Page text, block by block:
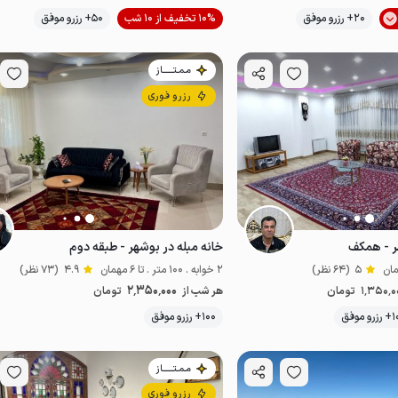
موقعیت در نقشه 20+ رزرو موفق موقعیت در نقشه
10% تخفیف از 10 شب
50+ رزرو موفق
موقعیت در نقشه
- همکف
5 (64 نظر)
تومان
اقتصادی
مـمـتــــــاز
رزرو فوری
خانه مبله در بوشهر - طبقه دوم
2 خوابه . 100 متر . تا 6 مهمان 4.9 (73 نظر)
هر شب از 2٬350٬000 تومان
100+ رزرو موفق
مـمـتــــــاز
رزرو فوری